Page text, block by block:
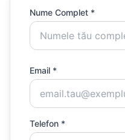
Nume Complet *
Email *
Telefon *